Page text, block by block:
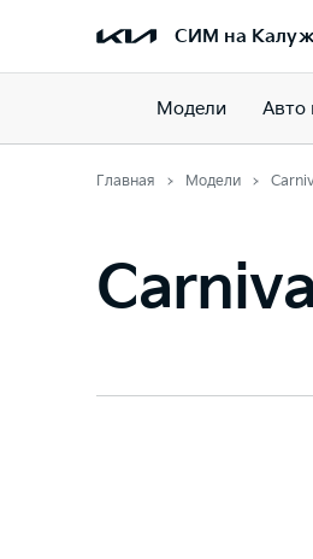
СИМ на
Модели Авто
Главная Модели